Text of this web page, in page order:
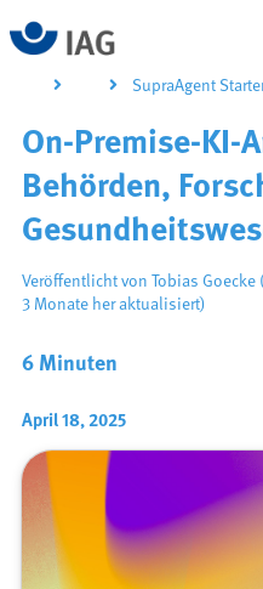
SupraAgent
6 Minuten
April 18, 2025
On-Premise-KI-
Behörden,
Veröffentlicht von Tobias Goecke
3 Monate her aktualisiert)